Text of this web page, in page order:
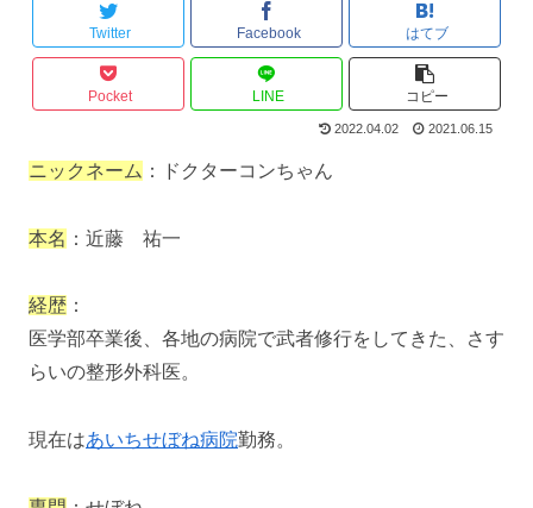
Twitter Facebook はてブ
Pocket LINE コピー
2022.04.02 2021.06.15
ニックネーム ：ドクターコンちゃん
本名 ：近藤 祐一
経歴 ：
医学部卒業後、各地の病院で武者修行をしてきた、さす
らいの整形外科医。
現在はあいちせぼね病院勤務。